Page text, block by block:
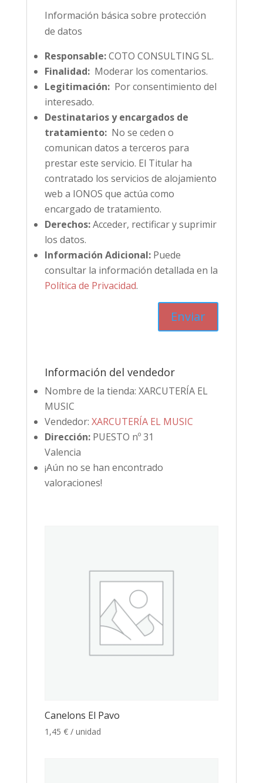
Información básica sobre protección
de datos
Responsable:COTO CONSULTING SL.
Finalidad:Moderar los comentarios.
Legitimación:Por consentimiento del
interesado.
Destinatarios y encargados de
tratamiento:No se ceden o
comunican datos a terceros para
prestar este servicio. El Titular ha
contratado los servicios de alojamiento
web a IONOS que actúa como
encargado de tratamiento.
Derechos:Acceder, rectificar y suprimir
los datos.
Información Adicional:Puede
consultar la información detallada en la
Política de Privacidad.
Información del vendedor
Nombre de la tienda: XARCUTERÍA EL
MUSIC
Vendedor: XARCUTERÍA EL MUSIC
Dirección: PUESTO nº 31
Valencia
¡Aún no se han encontrado
valoraciones!
Canelons El Pavo
1,45 € / unidad